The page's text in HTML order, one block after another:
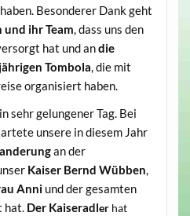
Besonderer Dank geht
ihr Team, dass uns den
hat und andie
Tombola, die mit
organisiert haben.
sehr gelungener Tag. Bei
unsere in diesem Jahr
an der
Kaiser Bernd Wübben,
Anniund der gesamten
hat. Der Kaiseradlerhat